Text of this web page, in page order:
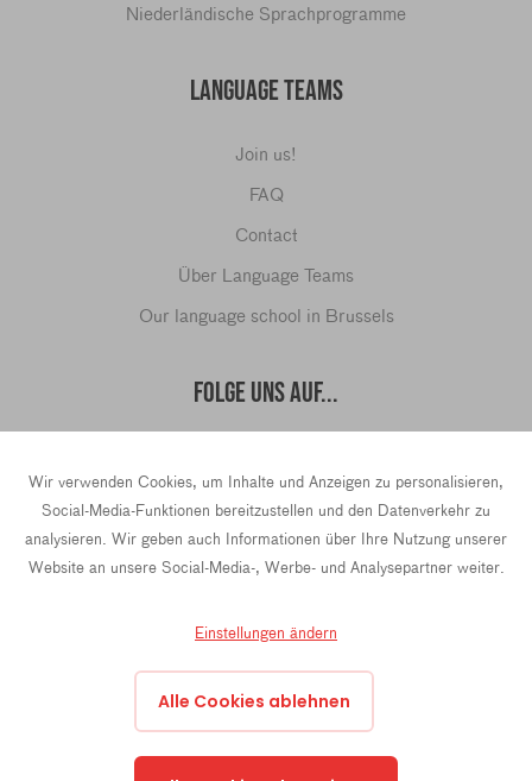
Wir verwenden Cookies, um Inhalte und Anzeigen zu personalisieren,
Social-Media-Funktionen bereitzustellen und den Datenverkehr zu
analysieren. Wir geben auch Informationen über Ihre Nutzung unserer
Website an unsere Social-Media-, Werbe- und Analysepartner weiter.
Einstellungen ändern
Alle Cookies ablehnen
Niederländische Sprachprogramme
LANGUAGE TEAMS
Join us!
FAQ
Contact
Über Language Teams
Our language school in Brussels
FOLGE UNS AUF...
hello@languageteams.com
Privacy Policy
Terms & conditions
43 Rue La Fayette, 4th Floor, 75009 Paris, France
Prins Hendrikkade 21e, 1012 TL Amsterdam, Niederlande
Oktrooiplein 1, 9000 Gent, Belgien
hello@languageteams.com